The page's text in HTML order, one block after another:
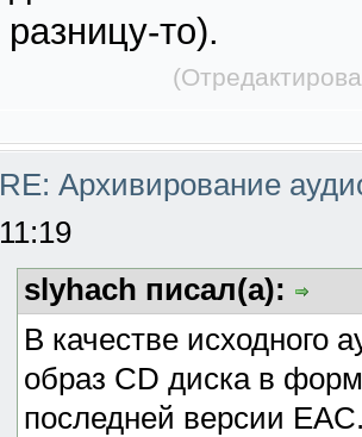
разницу-то).
RE: Архивирование
11:19
slyhach писал(а):
В качестве исходного
образ CD диска в
последней версии